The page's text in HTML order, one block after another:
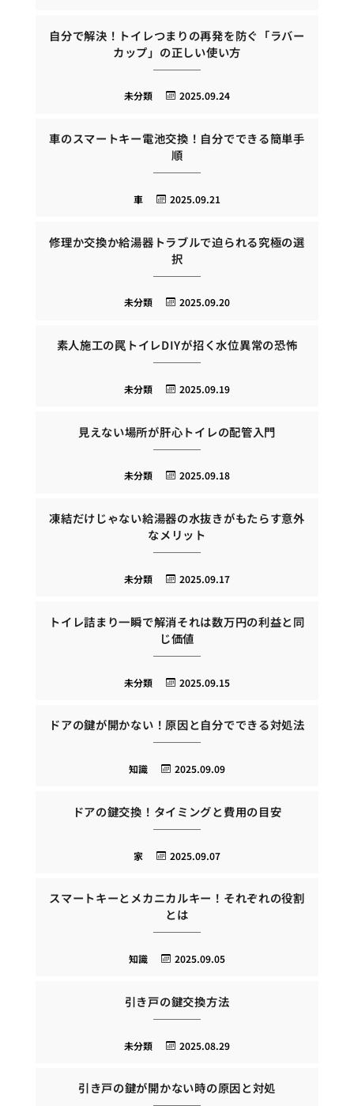
自分で解決！トイレつまりの再発を防ぐ「ラバー
カップ」の正しい使い方
2025.09.24
未分類
車のスマートキー電池交換！自分でできる簡単手
順
2025.09.21
車
修理か交換か給湯器トラブルで迫られる究極の選
択
2025.09.20
未分類
素人施工の罠トイレDIYが招く水位異常の恐怖
2025.09.19
未分類
見えない場所が肝心トイレの配管入門
2025.09.18
未分類
凍結だけじゃない給湯器の水抜きがもたらす意外
なメリット
2025.09.17
未分類
トイレ詰まり一瞬で解消それは数万円の利益と同
じ価値
2025.09.15
未分類
ドアの鍵が開かない！原因と自分でできる対処法
2025.09.09
知識
ドアの鍵交換！タイミングと費用の目安
2025.09.07
家
スマートキーとメカニカルキー！それぞれの役割
とは
2025.09.05
知識
引き戸の鍵交換方法
2025.08.29
未分類
引き戸の鍵が開かない時の原因と対処